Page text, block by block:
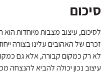
סיכום
לסיכום, עיצוב מצבות מיוחדות
זכרם של האהובים עלינו בצורה
לא רק כמקום קבורה, אלא גם
עיצוב נכון יכולה להביא להנצחה